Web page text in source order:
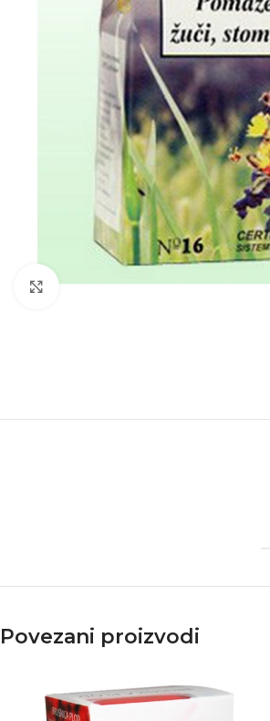
Kliknite za povećanje
Povezani proizvodi